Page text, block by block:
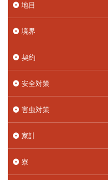
地目
境界
契約
安全対策
害虫対策
家計
寮